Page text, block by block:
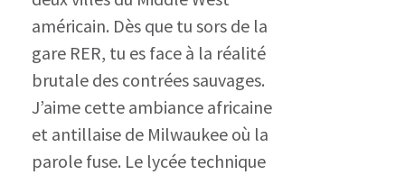
américain. Dès que tu sors de la
gare RER, tu es face à la réalité
brutale des contrées sauvages.
J’aime cette ambiance africaine
et antillaise de Milwaukee où la
parole fuse. Le lycée technique